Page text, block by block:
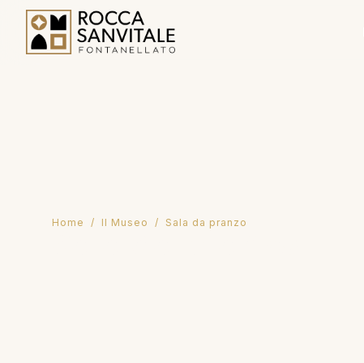
Home / Il Museo / Sala da pranzo
Sala da pranzo